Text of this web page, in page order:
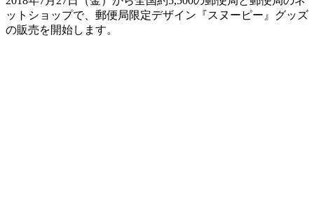
ットショップで、郵便局限定デザイン『スヌーピー』グッズ
の販売を開始します。